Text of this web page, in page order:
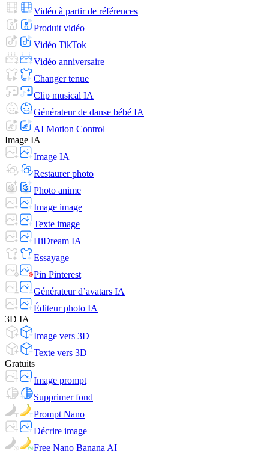
Vidéo à partir de références
Produit vidéo
Vidéo TikTok
Vidéo anniversaire
Changer tenue
Clip musical IA
Générateur de danse bébé IA
AI Motion Control
Image IA
Image IA
Restaurer photo
Photo anime
Image image
Texte image
HiDream IA
Essayage
Pin Pinterest
Générateur d’avatars IA
Éditeur photo IA
3D IA
Image vers 3D
Texte vers 3D
Gratuits
Image prompt
Supprimer fond
Prompt Nano
Décrire image
Free Nano Banana AI